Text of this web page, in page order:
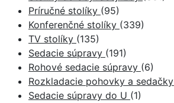
Príručné stolíky (95)
Konferenčné stolíky (339)
TV stolíky (135)
Sedacie súpravy (191)
Rohové sedacie súpravy (6)
Rozkladacie pohovky a sedačky
Sedacie súpravy do U (1)